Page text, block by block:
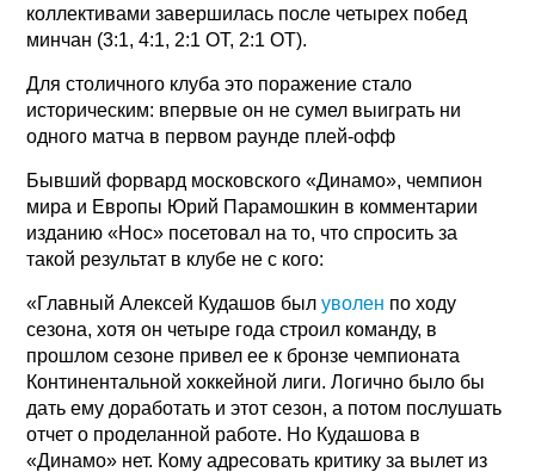
коллективами завершилась после четырех побед
минчан (3:1, 4:1, 2:1 ОТ, 2:1 ОТ).
Для столичного клуба это поражение стало
историческим: впервые он не сумел выиграть ни
одного матча в первом раунде плей-офф
Бывший форвард московского «Динамо», чемпион
мира и Европы Юрий Парамошкин в комментарии
изданию «Нос» посетовал на то, что спросить за
такой результат в клубе не с кого:
«Главный Алексей Кудашов былуволен по ходу
сезона, хотя он четыре года строил команду, в
прошлом сезоне привел ее к бронзе чемпионата
Континентальной хоккейной лиги. Логично было бы
дать ему доработать и этот сезон, а потом послушать
отчет о проделанной работе. Но Кудашова в
«Динамо» нет. Кому адресовать критику за вылет из